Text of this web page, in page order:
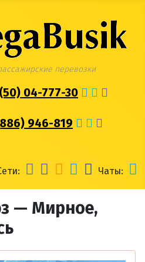
перевозки
04-777-30
946-819
Чаты:
— Мирное,